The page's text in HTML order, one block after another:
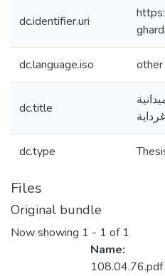
dc.identifier.uri
dc.language.iso other
dc.title
dc.type
Files
Original bundle
Now showing 1 - 1 of 1
Name:
108.04.76.pdf